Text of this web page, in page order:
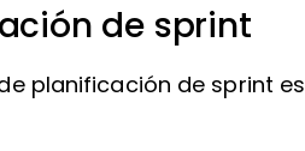
de sprint
planificación de sprint es